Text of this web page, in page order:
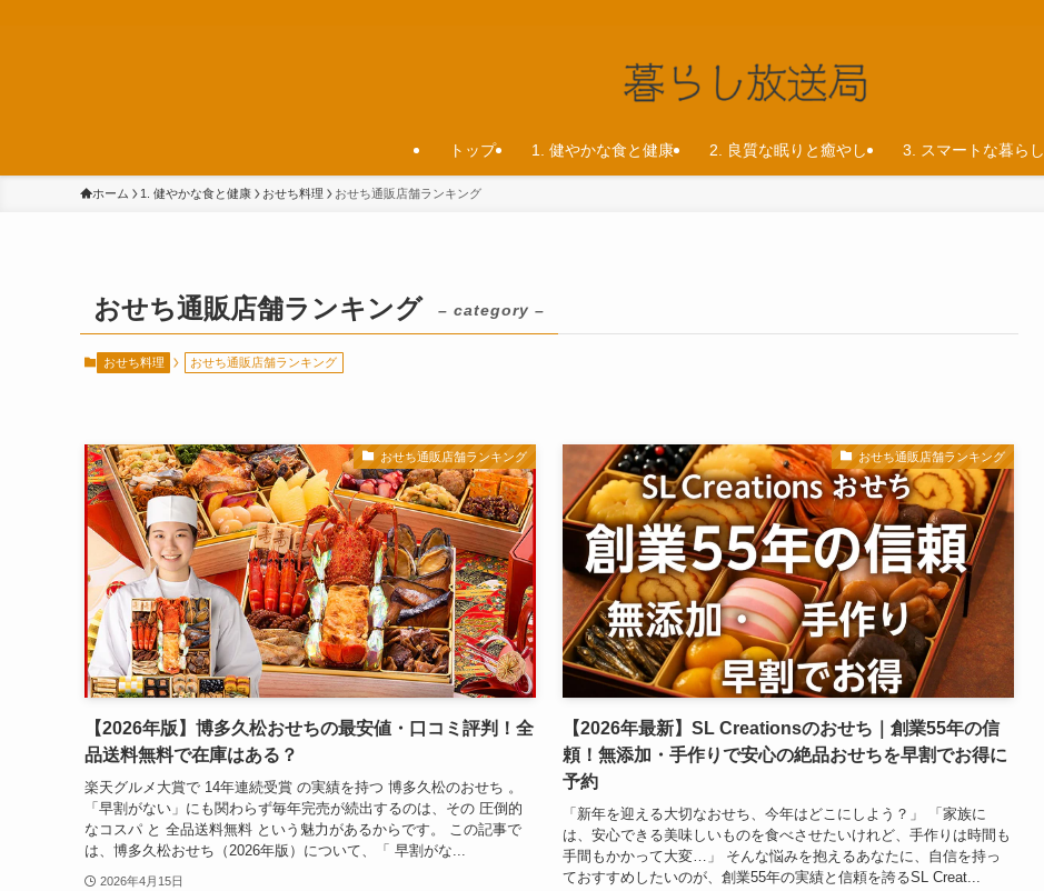
トップ 1. 健やかな食と健康 2. 良質な眠りと癒やし 3. スマートな暮らし
ホーム 1. 健やかな食と健康 おせち料理 おせち通販店舗ランキング
おせち通販店舗ランキング – category –
おせち料理 おせち通販店舗ランキング
おせち通販店舗ランキング
【2026年版】博多久松おせちの最安値・口コミ評判！全
品送料無料で在庫はある？
楽天グルメ大賞で 14年連続受賞 の実績を持つ 博多久松のおせち 。
「早割がない」にも関わらず毎年完売が続出するのは、その 圧倒的
なコスパ と 全品送料無料 という魅力があるからです。 この記事で
は、博多久松おせち（2026年版）について、「 早割がな...
2026年4月15日
おせち通販店舗ランキング
【2026年最新】SL Creationsのおせち｜創業55年の信
頼！無添加・手作りで安心の絶品おせちを早割でお得に
予約
「新年を迎える大切なおせち、今年はどこにしよう？」 「家族に
は、安心できる美味しいものを食べさせたいけれど、手作りは時間も
手間もかかって大変…」 そんな悩みを抱えるあなたに、自信を持っ
ておすすめしたいのが、創業55年の実績と信頼を誇るSL Creat...